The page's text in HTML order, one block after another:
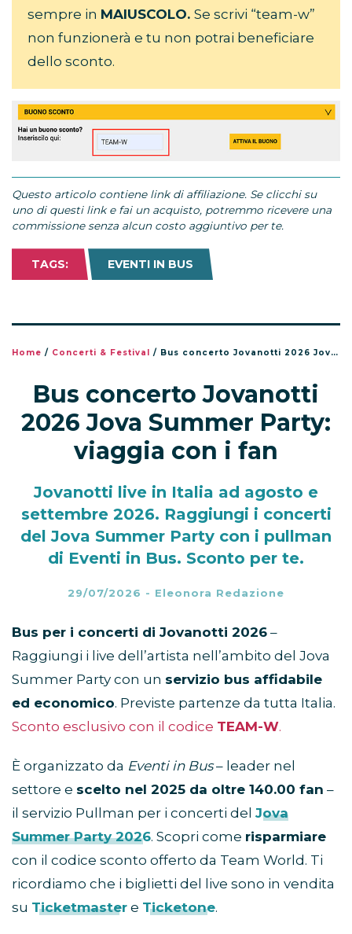
sempre in MAIUSCOLO. Se scrivi “team-w”
non funzionerà e tu non potrai beneficiare
dello sconto.
Questo articolo contiene link di affiliazione. Se clicchi su
uno di questi link e fai un acquisto, potremmo ricevere una
commissione senza alcun costo aggiuntivo per te.
TAGS: EVENTI IN BUS
Home / Concerti & Festival / Bus concerto Jovanotti 2026 Jova Summer Party: viaggia con i fan
Bus concerto Jovanotti
2026 Jova Summer Party:
viaggia con i fan
Jovanotti live in Italia ad agosto e
settembre 2026. Raggiungi i concerti
del Jova Summer Party con i pullman
di Eventi in Bus. Sconto per te.
29/07/2026 - Eleonora Redazione
Bus per i concerti di Jovanotti 2026 –
Raggiungi i live dell’artista nell’ambito del Jova
Summer Party con un servizio bus affidabile
ed economico. Previste partenze da tutta Italia.
Sconto esclusivo con il codice TEAM-W.
È organizzato da Eventi in Bus– leader nel
settore e scelto nel 2025 da oltre 140.00 fan –
il servizio Pullman per i concerti del Jova
Summer Party 2026. Scopri come risparmiare
con il codice sconto offerto da Team World. Ti
ricordiamo che i biglietti del live sono in vendita
su Ticketmaster e Ticketone.